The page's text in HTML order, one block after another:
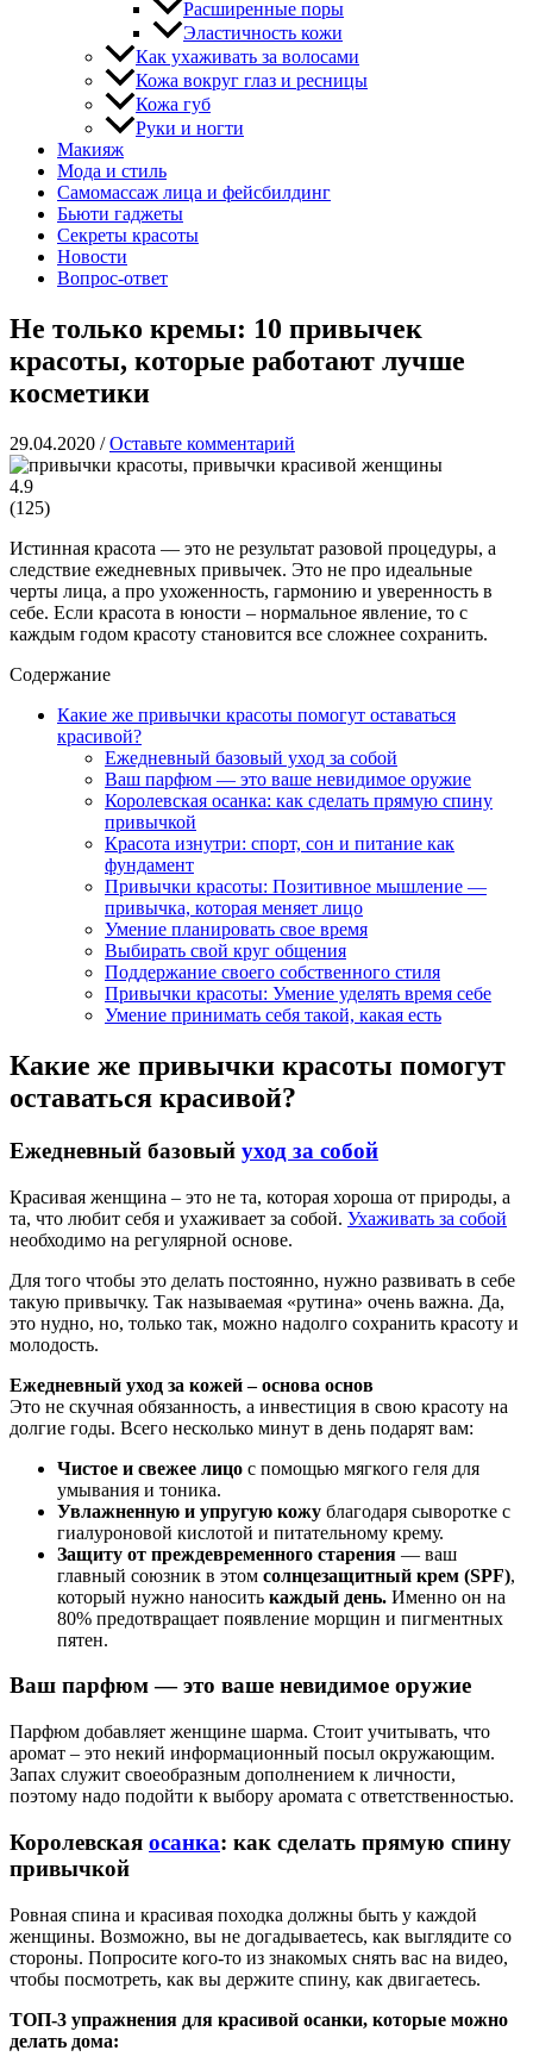
Расширенные поры
Эластичность кожи
Как ухаживать за волосами
Кожа вокруг глаз и ресницы
Кожа губ
Руки и ногти
Макияж
Мода и стиль
Самомассаж лица и фейсбилдинг
Бьюти гаджеты
Секреты красоты
Новости
Вопрос-ответ
Не только кремы: 10 привычек
красоты, которые работают лучше
косметики
29.04.2020 /Оставьте комментарий
4.9
(125)
Истинная красота — это не результат разовой процедуры, а
следствие ежедневных привычек. Это не про идеальные
черты лица, а про ухоженность, гармонию и уверенность в
себе. Если красота в юности – нормальное явление, то с
каждым годом красоту становится все сложнее сохранить.
Содержание
Какие же привычки красоты помогут оставаться
красивой?
Ежедневный базовый уход за собой
Ваш парфюм — это ваше невидимое оружие
Королевская осанка: как сделать прямую спину
привычкой
Красота изнутри: спорт, сон и питание как
фундамент
Привычки красоты: Позитивное мышление —
привычка, которая меняет лицо
Умение планировать свое время
Выбирать свой круг общения
Поддержание своего собственного стиля
Привычки красоты: Умение уделять время себе
Умение принимать себя такой, какая есть
Какие же привычки красоты помогут
оставаться красивой?
Ежедневный базовый уход за собой
Красивая женщина – это не та, которая хороша от природы, а
та, что любит себя и ухаживает за собой. Ухаживать за собой
необходимо на регулярной основе.
Для того чтобы это делать постоянно, нужно развивать в себе
такую привычку. Так называемая «рутина» очень важна. Да,
это нудно, но, только так, можно надолго сохранить красоту и
молодость.
Ежедневный уход за кожей – основа основ
Это не скучная обязанность, а инвестиция в свою красоту на
долгие годы. Всего несколько минут в день подарят вам:
Чистое и свежее лицо с помощью мягкого геля для
умывания и тоника.
Увлажненную и упругую кожу благодаря сыворотке с
гиалуроновой кислотой и питательному крему.
Защиту от преждевременного старения — ваш
главный союзник в этом солнцезащитный крем (SPF),
который нужно наносить каждый день. Именно он на
80% предотвращает появление морщин и пигментных
пятен.
Ваш парфюм — это ваше невидимое оружие
Парфюм добавляет женщине шарма. Стоит учитывать, что
аромат – это некий информационный посыл окружающим.
Запах служит своеобразным дополнением к личности,
поэтому надо подойти к выбору аромата с ответственностью.
Королевская осанка: как сделать прямую спину
привычкой
Ровная спина и красивая походка должны быть у каждой
женщины. Возможно, вы не догадываетесь, как выглядите со
стороны. Попросите кого-то из знакомых снять вас на видео,
чтобы посмотреть, как вы держите спину, как двигаетесь.
ТОП-3 упражнения для красивой осанки, которые можно
делать дома: